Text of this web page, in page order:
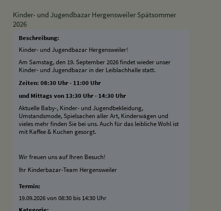
Kinder- und Jugendbazar Hergensweiler Spätsommer
2026
Beschreibung:
Kinder- und Jugendbazar Hergensweiler!
Am Samstag, den 19. September 2026 findet wieder unser
Kinder- und Jugendbazar in der Leiblachhalle statt.
Zeiten: 08:30 Uhr - 11:00 Uhr
und Mittags von 13:30 Uhr - 14:30 Uhr
Aktuelle Baby-, Kinder- und Jugendbekleidung,
Umstandsmode, Spielsachen aller Art, Kinderwägen und
vieles mehr finden Sie bei uns. Auch für das leibliche Wohl ist
mit Kaffee & Kuchen gesorgt.
Wir freuen uns auf Ihren Besuch!
Ihr Kinderbazar-Team Hergensweiler
Termin:
19.09.2026 von 08:30 bis 14:30 Uhr
Kategorie: